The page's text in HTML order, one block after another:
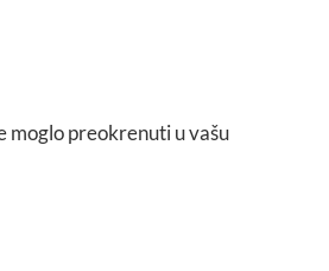
moglo preokrenuti u vašu